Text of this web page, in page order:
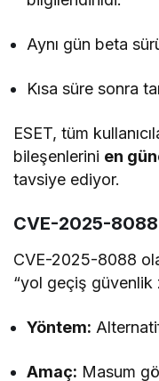
Aynı gün beta
Kısa süre sonra
ESET, tüm
bileşenlerini en
tavsiye ediyor.
CVE-2025-8088
CVE-2025-8088
“yol geçiş güvenlik
Yöntem:
Amaç: Masum